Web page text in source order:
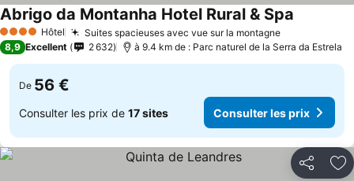
4 Étoiles Hôtel Suites spacieuses avec vue sur la montagneConsulter
Abrigo da Montanha Hotel Rural & Spa
8,9 Excellent 2 632 à 9.4 km de : Parc naturel de la Serra da Estrela
De 56 €
Consulter les prix de 17 sites Consulter les prix
Partager